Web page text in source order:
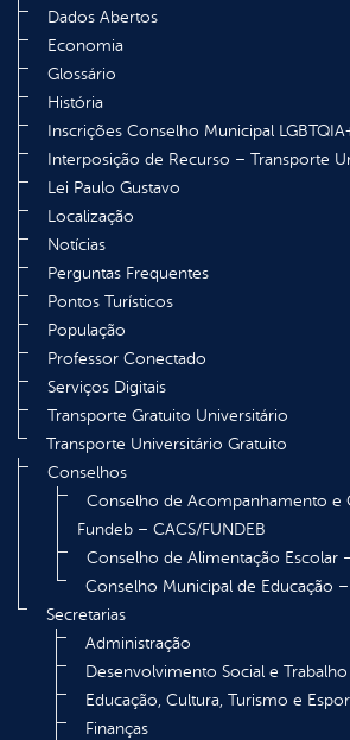
Dados Abertos
Economia
Glossário
História
Inscrições Conselho Municipal
Interposição de Recurso – Transporte
Lei Paulo Gustavo
Localização
Notícias
Perguntas Frequentes
Pontos Turísticos
População
Professor Conectado
Serviços Digitais
Transporte Gratuito Universitário
Transporte Universitário Gratuito
Conselhos
Conselho de Acompanhamento e
Fundeb – CACS/FUNDEB
Conselho de Alimentação Escolar
Conselho Municipal de Educação
Secretarias
Administração
Desenvolvimento Social e Trabalho
Educação, Cultura, Turismo e
Finanças